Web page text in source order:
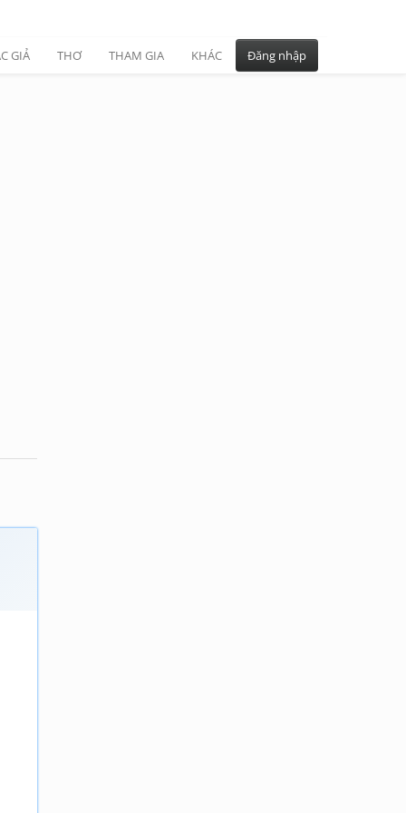
GIẢ THƠ THAM GIA KHÁC Đăng nhập